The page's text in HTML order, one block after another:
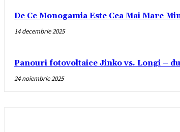
De Ce Monogamia Este Cea Mai Mare
14 decembrie 2025
Panouri fotovoltaice Jinko vs. Longi –
24 noiembrie 2025